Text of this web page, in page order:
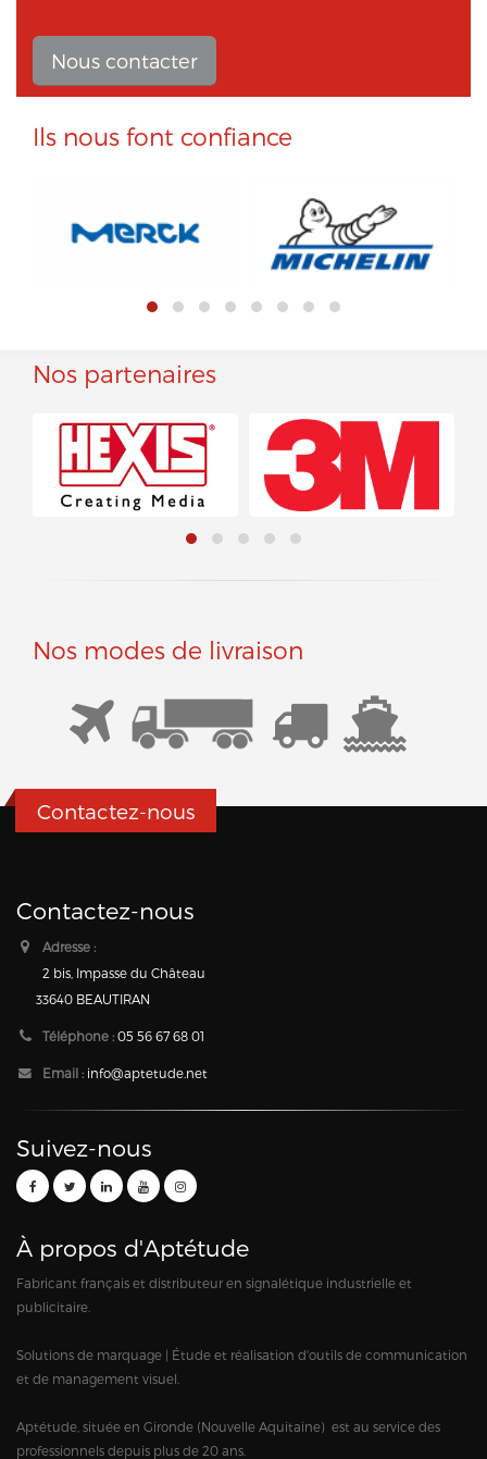
Nous contacter
Ils nous font confiance
Nos partenaires
Nos modes de livraison
Contactez-nous
Contactez-nous
Adresse :
2 bis, Impasse du Château
33640 BEAUTIRAN
Téléphone : 05 56 67 68 01
Email : info@aptetude.net
Suivez-nous
À propos d'Aptétude
Fabricant français et distributeur en signalétique industrielle et
publicitaire.
Solutions de marquage | Étude et réalisation d'outils de communication
et de management visuel.
Aptétude, située en Gironde (Nouvelle Aquitaine) est au service des
professionnels depuis plus de 20 ans.